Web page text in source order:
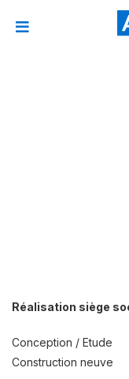
Réalisation siège
Conception / Etude
Construction neuve